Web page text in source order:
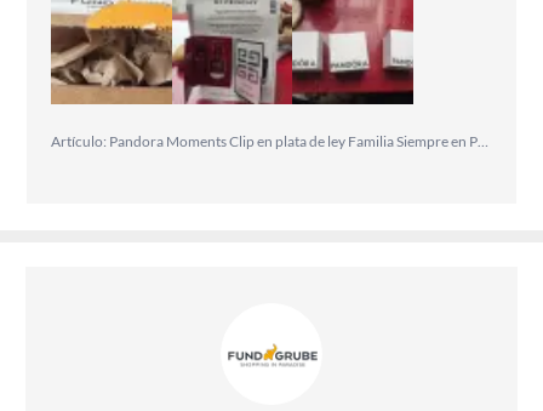
verdaderos, ademas me han mandado dos muestras de
colonia